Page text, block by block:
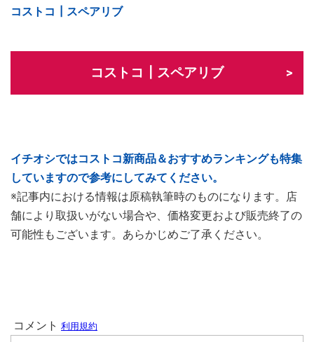
コストコ┃スペアリブ
コストコ┃スペアリブ
イチオシではコストコ新商品＆おすすめランキングも特集
していますので参考にしてみてください。
※記事内における情報は原稿執筆時のものになります。店
舗により取扱いがない場合や、価格変更および販売終了の
可能性もございます。あらかじめご了承ください。